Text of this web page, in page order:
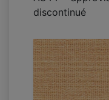
discontinué